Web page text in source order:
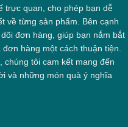
trực quan, cho phép bạn dễ
về từng sản phẩm. Bên cạnh
đơn hàng, giúp bạn nắm bắt
hàng một cách thuận tiện.
chúng tôi cam kết mang đến
và những món quà ý nghĩa